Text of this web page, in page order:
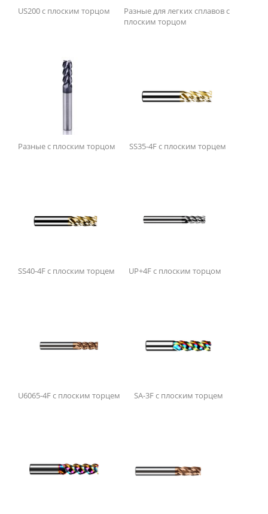
US200 с плоским торцом
Разные для легких сплавов с
плоским торцом
Разные с плоским торцом SS35-4F с плоским торцем
SS40-4F с плоским торцем UP+4F с плоским торцом
U6065-4F с плоским торцем SA-3F с плоским торцем